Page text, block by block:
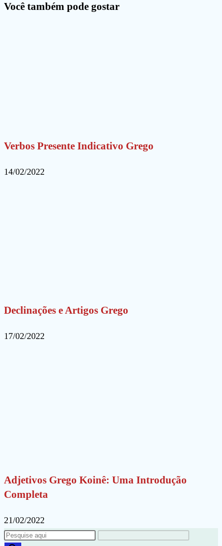
comentar
comentar
(opcional)
Você também pode gostar
Verbos Presente Indicativo Grego
14/02/2022
Declinações e Artigos Grego
17/02/2022
Adjetivos Grego Koinê: Uma Introdução
Completa
21/02/2022